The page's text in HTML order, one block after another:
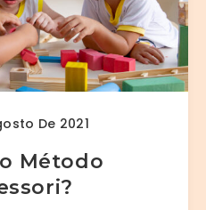
De 2021
Método